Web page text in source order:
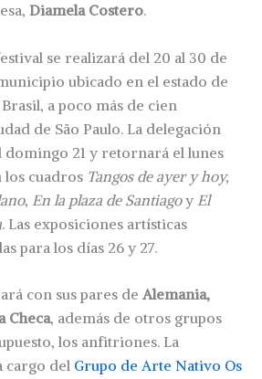
Diamela Costero.
se realizará del 20 al 30 de
ubicado en el estado de
a poco más de cien
de São Paulo. La delegación
domingo 21 y retornará el lunes
los cuadros Tangos de ayer y hoy,
, En la plaza de Santiagoy El
. Las exposiciones artísticas
para los días 26 y 27.
con sus pares de Alemania,
Checa, además de otros grupos
los anfitriones. La
cargo del Grupo de Arte Nativo Os